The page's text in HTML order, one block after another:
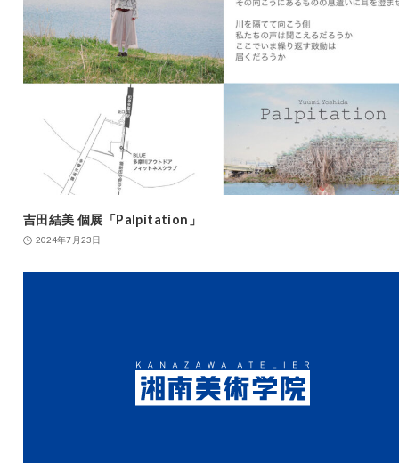
吉田結美 個展「Palpitation」
2024年7月23日